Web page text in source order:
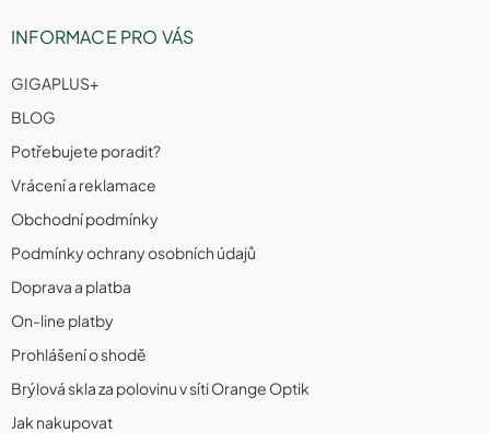
INFORMACE PRO VÁS
GIGAPLUS+
BLOG
Potřebujete poradit?
Vrácení a reklamace
Obchodní podmínky
Podmínky ochrany osobních údajů
Doprava a platba
On-line platby
Prohlášení o shodě
Brýlová skla za polovinu v síti Orange Optik
Jak nakupovat